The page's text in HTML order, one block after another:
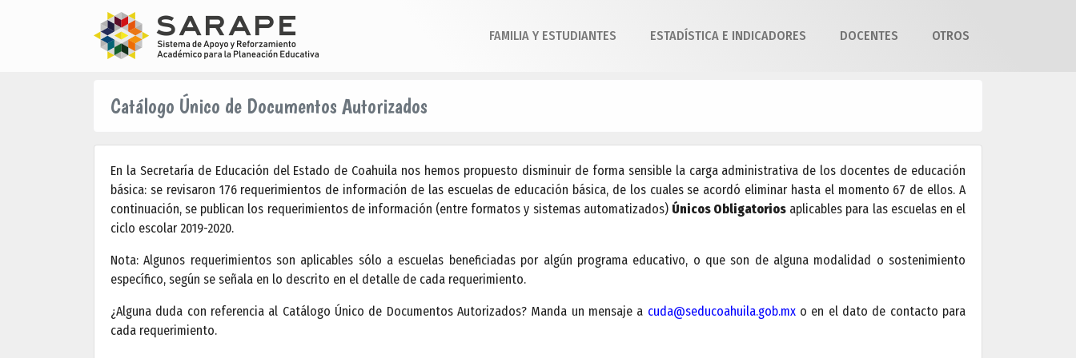
FAMILIA Y ESTUDIANTES ESTADÍSTICA E INDICADORES DOCENTES OTROS
Catálogo Único de Documentos Autorizados
En la Secretaría de Educación del Estado de Coahuila nos hemos propuesto disminuir de forma sensible la carga administrativa de los docentes de educación
básica: se revisaron 176 requerimientos de información de las escuelas de educación básica, de los cuales se acordó eliminar hasta el momento 67 de ellos. A
continuación, se publican los requerimientos de información (entre formatos y sistemas automatizados) Únicos Obligatorios aplicables para las escuelas en el
ciclo escolar 2019-2020.
Nota: Algunos requerimientos son aplicables sólo a escuelas beneficiadas por algún programa educativo, o que son de alguna modalidad o sostenimiento
específico, según se señala en lo descrito en el detalle de cada requerimiento.
¿Alguna duda con referencia al Catálogo Único de Documentos Autorizados? Manda un mensaje a cuda@seducoahuila.gob.mxo en el dato de contacto para
cada requerimiento.